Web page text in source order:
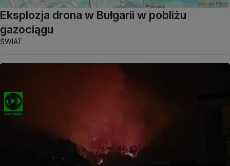
Eksplozja drona w Bułgarii w pobliżu
gazociągu
ŚWIAT